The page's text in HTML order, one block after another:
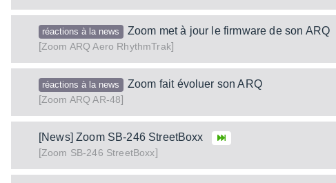
réactions à la news
Zoom met à jour le firmware de son ARQ
[Zoom ARQ Aero RhythmTrak]
réactions à la news
Zoom fait évoluer son ARQ
[Zoom ARQ AR-48]
[News] Zoom SB-246 StreetBoxx
[Zoom SB-246 StreetBoxx]